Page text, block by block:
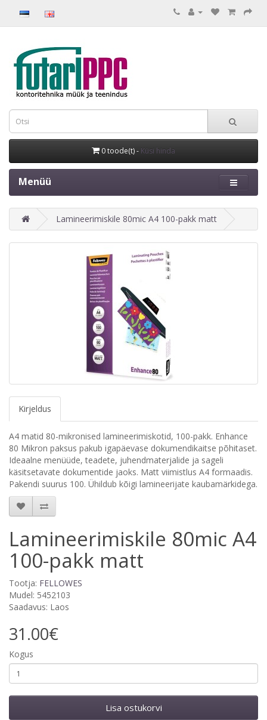
0 toode(t) - Küsi hinda
Menüü
Lamineerimiskile 80mic A4 100-pakk matt
Kirjeldus
A4 matid 80-mikronised lamineerimiskotid, 100-pakk. Enhance
80 Mikron paksus pakub igapäevase dokumendikaitse põhitaset.
Ideaalne menüüde, teadete, juhendmaterjalide ja sageli
käsitsetavate dokumentide jaoks. Matt viimistlus A4 formaadis.
Pakendi suurus 100. Ühildub kõigi lamineerijate kaubamärkidega.
Lamineerimiskile 80mic A4
100-pakk matt
Tootja: FELLOWES
Mudel: 5452103
Saadavus: Laos
31.00€
Kogus
Lisa ostukorvi